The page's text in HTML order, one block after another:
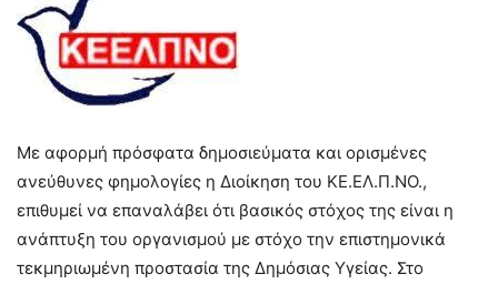
Με αφορμή πρόσφατα δημοσιεύματα και ορισμένες
ανεύθυνες φημολογίες η Διοίκηση του ΚΕ.ΕΛ.Π.ΝΟ.,
επιθυμεί να επαναλάβει ότι βασικός στόχος της είναι η
ανάπτυξη του οργανισμού με στόχο την επιστημονικά
τεκμηριωμένη προστασία της Δημόσιας Υγείας. Στο